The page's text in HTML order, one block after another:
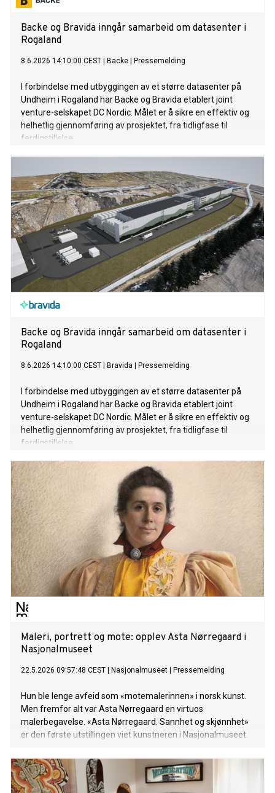
Backe og Bravida inngår samarbeid om datasenter i
Rogaland
8.6.2026 14:10:00 CEST Backe Pressemelding
I forbindelse med utbyggingen av et større datasenter på
Undheim i Rogaland har Backe og Bravida etablert joint
venture-selskapet DC Nordic. Målet er å sikre en effektiv og
helhetlig gjennomføring av prosjektet, fra tidligfase til
ferdigstillelse.
Backe og Bravida inngår samarbeid om datasenter i
Rogaland
8.6.2026 14:10:00 CEST Bravida Pressemelding
I forbindelse med utbyggingen av et større datasenter på
Undheim i Rogaland har Backe og Bravida etablert joint
venture-selskapet DC Nordic. Målet er å sikre en effektiv og
helhetlig gjennomføring av prosjektet, fra tidligfase til
ferdigstillelse.
Maleri, portrett og mote: opplev Asta Nørregaard i
Nasjonalmuseet
22.5.2026 09:57:48 CEST Nasjonalmuseet Pressemelding
Hun ble lenge avfeid som «motemalerinnen» i norsk kunst.
Men fremfor alt var Asta Nørregaard en virtuos
malerbegavelse. «Asta Nørregaard. Sannhet og skjønnhet»
er den første utstillingen viet kunstneren i Nasjonalmuseet.